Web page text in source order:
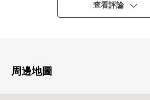
・248戶總戶數的大規模的Mansion
查看評論
周邊地圖